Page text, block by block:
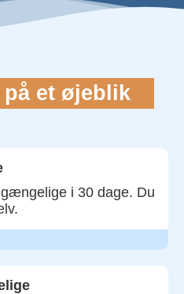
et øjeblik
i 30 dage. Du